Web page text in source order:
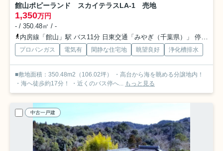
館山ポピーランド スカイテラスLA-1 売地
1,350万円
- / 350.48㎡ / -
内房線「館山」駅 バス11分 日東交通「みやぎ（千葉県）」 停歩71分車18分 9.0km
プロパンガス 電気有 閑静な住宅地 眺望良好 浄化槽排水
■敷地面積：350.48m2（106.02坪） ・高台から海を眺める分譲地内！
・海へ徒歩約17分！ ・近くのバス停へ... もっと見る
中古一戸建